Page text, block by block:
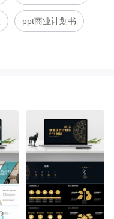
ppt商业计划书